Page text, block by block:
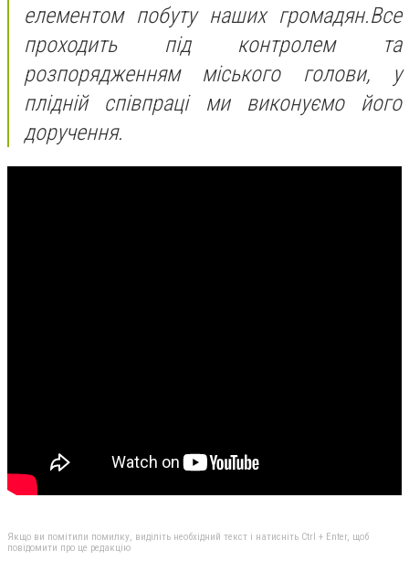
елементом побуту наших громадян.Все
проходить під контролем та
розпорядженням міського голови, у
плідній співпраці ми виконуємо його
доручення.
Якщо ви помітили помилку, виділіть необхідний текст і натисніть Ctrl + Enter, щоб
повідомити про це редакцію